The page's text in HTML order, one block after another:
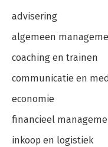
advisering
algemeen
coaching en trainen
communicatie en
economie
financieel
inkoop en logistiek